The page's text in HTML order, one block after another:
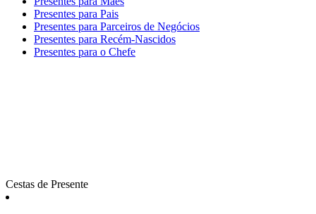
Presentes para Pais
Presentes para Parceiros de Negócios
Presentes para Recém-Nascidos
Presentes para o Chefe
Cestas de Presente